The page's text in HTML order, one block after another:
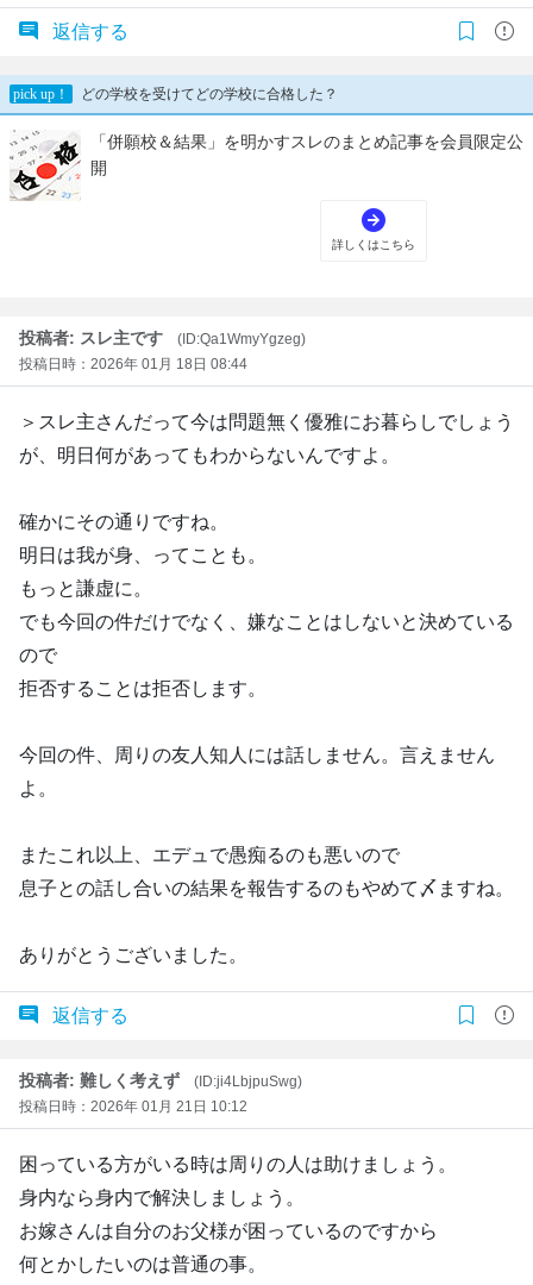
返信する
投稿者: スレ主です
(ID:Qa1WmyYgzeg)
投稿日時：2026年 01月 18日 08:44
＞スレ主さんだって今は問題無く優雅にお暮らしでしょう
が、明日何があってもわからないんですよ。
確かにその通りですね。
明日は我が身、ってことも。
もっと謙虚に。
でも今回の件だけでなく、嫌なことはしないと決めている
ので
拒否することは拒否します。
今回の件、周りの友人知人には話しません。言えません
よ。
またこれ以上、エデュで愚痴るのも悪いので
息子との話し合いの結果を報告するのもやめて〆ますね。
ありがとうございました。
返信する
投稿者: 難しく考えず
(ID:ji4LbjpuSwg)
投稿日時：2026年 01月 21日 10:12
困っている方がいる時は周りの人は助けましょう。
身内なら身内で解決しましょう。
お嫁さんは自分のお父様が困っているのですから
何とかしたいのは普通の事。